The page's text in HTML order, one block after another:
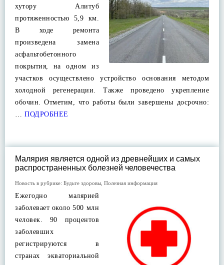
хутору Алитуб
протяженностью 5,9 км.
В ходе ремонта
произведена замена
асфальтобетонного
покрытия, на одном из
участков осуществлено устройство основания методом
холодной регенерации. Также проведено укрепление
обочин. Отметим, что работы были завершены досрочно:
… ПОДРОБНЕЕ
Малярия является одной из древнейших и самых
распространенных болезней человечества
Новость в рубрике: Будьте здоровы Полезная информация
Ежегодно малярией
заболевает около 500 млн
человек. 90 процентов
заболевших
регистрируются в
странах экваториальной